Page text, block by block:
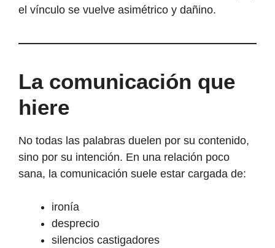
el vínculo se vuelve asimétrico y dañino.
La comunicación que
hiere
No todas las palabras duelen por su contenido,
sino por su intención. En una relación poco
sana, la comunicación suele estar cargada de:
ironía
desprecio
silencios castigadores